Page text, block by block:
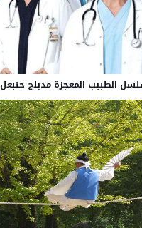
الطبيب المعجزة مدبلج حنبعل